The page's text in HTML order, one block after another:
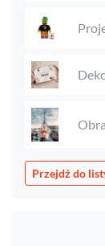
Przejdź do